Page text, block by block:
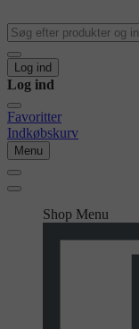
Log ind
Log ind
Favoritter
Indkøbskurv
Menu
Shop Menu